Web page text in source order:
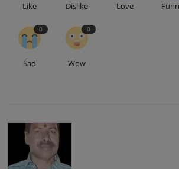
Like Dislike Love
0
Sad
0
Wow